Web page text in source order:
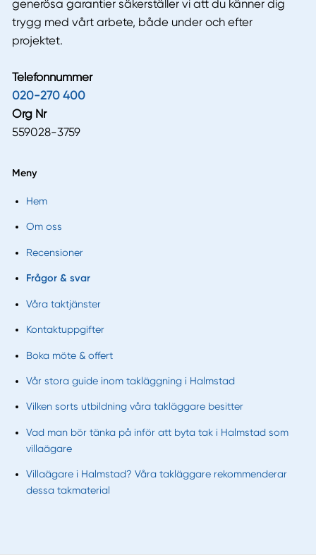
generösa garantier säkerställer vi att du känner dig
trygg med vårt arbete, både under och efter
projektet.
Telefonnummer
020-270 400
Org Nr
559028-3759
Meny
Hem
Om oss
Recensioner
Frågor & svar
Våra taktjänster
Kontaktuppgifter
Boka möte & offert
Vår stora guide inom takläggning i Halmstad
Vilken sorts utbildning våra takläggare besitter
Vad man bör tänka på inför att byta tak i Halmstad som
villaägare
Villaägare i Halmstad? Våra takläggare rekommenderar
dessa takmaterial